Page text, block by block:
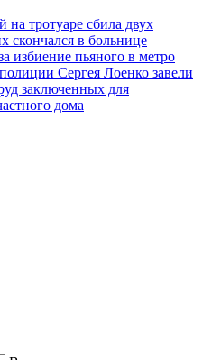
тротуаре сбила двух
скончался в больнице
избиение пьяного в метро
Сергея Лоенко завели
заключенных для
дома